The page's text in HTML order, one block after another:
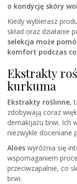
o kondycję skóry
Kiedy wybierasz
skład oraz działanie
selekcja może
komfort podczas
Ekstrakty
kurkuma
Ekstrakty roślinne,
zdobywają coraz
demakijażu brwi. Ich
niezwykle doceniane
Aloes wyróżnia się
wspomaganiem
przeciwzapalnie, co
brwi.